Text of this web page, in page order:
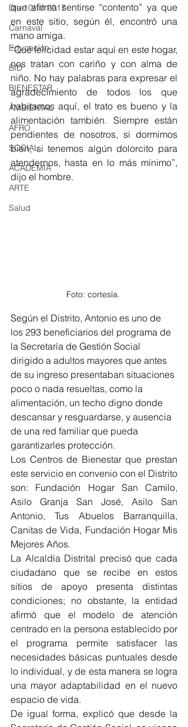
Día 10/10 2017
Carnaval
Educación
BID
BIENESTAR
AMBIENTAL
AFRO
SOCIAL
ACADEMIA
ARTE
Salud
que afirma sentirse “contento” ya que
en este sitio, según él, encontró una
mano amiga.
“Qué felicidad estar aquí en este hogar,
nos tratan con cariño y con alma de
niño. No hay palabras para expresar el
agradecimiento de todos los que
habitamos aquí, el trato es bueno y la
alimentación también. Siempre están
pendientes de nosotros, si dormimos
bien, si tenemos algún dolorcito para
atendernos, hasta en lo más mínimo”,
dijo el hombre.
Foto: cortesía.
Según el Distrito, Antonio es uno de
los 293 beneficiarios del programa de
la Secretaría de Gestión Social
dirigido a adultos mayores que antes
de su ingreso presentaban situaciones
poco o nada resueltas, como la
alimentación, un techo digno donde
descansar y resguardarse, y ausencia
de una red familiar que pueda
garantizarles protección.
Los Centros de Bienestar que prestan
este servicio en convenio con el Distrito
son: Fundación Hogar San Camilo,
Asilo Granja San José, Asilo San
Antonio, Tus Abuelos Barranquilla,
Canitas de Vida, Fundación Hogar Mis
Mejores Años.
La Alcaldía Distrital precisó que cada
ciudadano que se recibe en estos
sitios de apoyo presenta distintas
condiciones; no obstante, la entidad
afirmó que el modelo de atención
centrado en la persona establecido por
el programa permite satisfacer las
necesidades básicas puntuales desde
lo individual, y de esta manera se logra
una mayor adaptabilidad en el nuevo
espacio de vida.
De igual forma, explicó que desde la